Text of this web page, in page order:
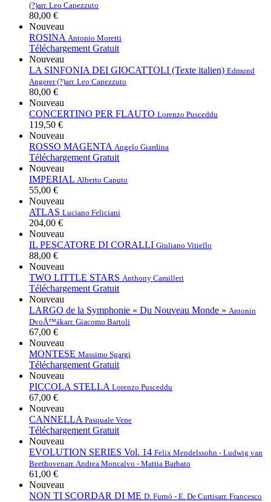
(?)arr. Leo Capezzuto
80,00 €
Nouveau
ROSINA Antonio Moretti
Téléchargement Gratuit
Nouveau
LA SINFONIA DEI GIOCATTOLI (Texte italien) Edmund
Angerer (?)arr. Leo Capezzuto
80,00 €
Nouveau
CONCERTINO PER FLAUTO Lorenzo Pusceddu
119,50 €
Nouveau
ROSSO MAGENTA Angelo Giardina
Téléchargement Gratuit
Nouveau
IMPERIAL Alberto Caputo
55,00 €
Nouveau
ATLAS Luciano Feliciani
204,00 €
Nouveau
IL PESCATORE DI CORALLI Giuliano Vitiello
88,00 €
Nouveau
TWO LITTLE STARS Anthony Camilleri
Téléchargement Gratuit
Nouveau
LARGO de la Symphonie « Du Nouveau Monde » Antonin
DvoÅ™ákarr. Giacomo Bartoli
67,00 €
Nouveau
MONTESE Massimo Sgargi
Téléchargement Gratuit
Nouveau
PICCOLA STELLA Lorenzo Pusceddu
67,00 €
Nouveau
CANNELLA Pasquale Vene
Téléchargement Gratuit
Nouveau
EVOLUTION SERIES Vol. 14 Felix Mendelssohn - Ludwig van
Beethovenarr. Andrea Moncalvo - Mattia Barbato
61,00 €
Nouveau
NON TI SCORDAR DI ME D. Furnò - E. De Curtisarr. Francesco